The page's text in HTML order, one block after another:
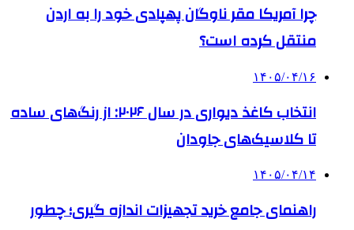
چرا آمریکا مقر ناوگان پهپادی خود را به اردن
منتقل کرده است؟
۱۴۰۵/۰۴/۱۶
انتخاب کاغذ دیواری در سال ۲۰۲۶: از رنگ‌های ساده
تا کلاسیک‌های جاودان
۱۴۰۵/۰۴/۱۴
راهنمای جامع خرید تجهیزات اندازه گیری؛ چطور